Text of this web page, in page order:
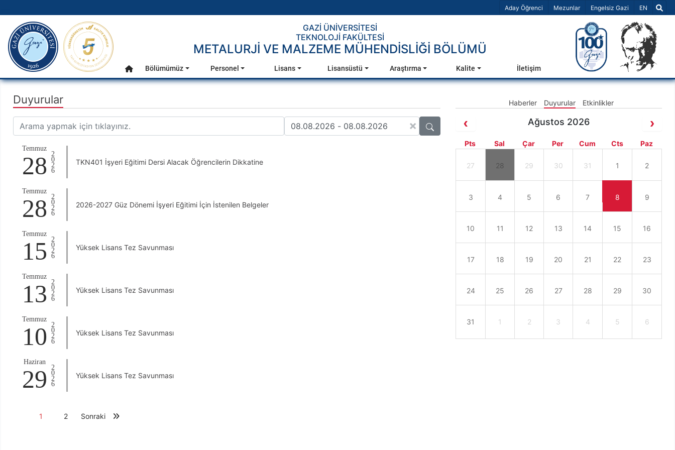
Aday Öğrenci Mezunlar Engelsiz Gazi Dil Seçiniz
EN
Ana Menü
gazi.edu.tr
GAZİ ÜNİVERSİTESİ
TEKNOLOJİ FAKÜLTESİ
METALURJİ VE MALZEME MÜHENDİSLİĞİ BÖLÜMÜ
Anasayfa
Bölümümüz Personel Lisans Lisansüstü Araştırma Kalite İletişim
Duyurular
×
Temmuz
28 2026 TKN401 İşyeri Eğitimi Dersi Alacak Öğrencilerin Dikkatine
Temmuz
28 2026 2026-2027 Güz Dönemi İşyeri Eğitimi İçin İstenilen Belgeler
Temmuz
15 2026 Yüksek Lisans Tez Savunması
Temmuz
13 2026 Yüksek Lisans Tez Savunması
Temmuz
10 2026 Yüksek Lisans Tez Savunması
Haziran
29 2026 Yüksek Lisans Tez Savunması
1 2 Sonraki
Haberler Duyurular Etkinlikler
Ağustos 2026
Pts Sal Çar Per Cum Cts Paz
27 28 29 30 31 1 2
3 4 5 6 7 8 9
10 11 12 13 14 15 16
17 18 19 20 21 22 23
24 25 26 27 28 29 30
31 1 2 3 4 5 6